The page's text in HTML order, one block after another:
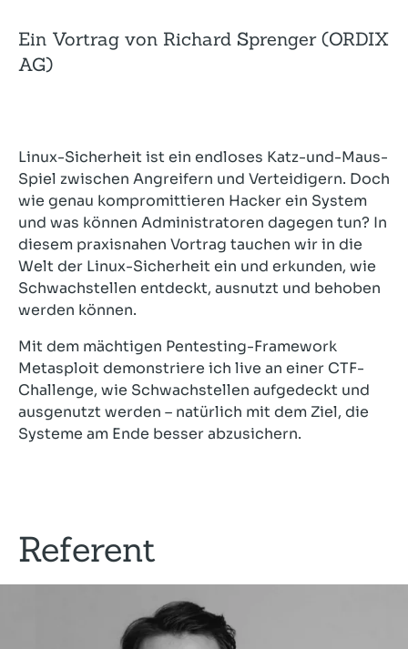
Ein Vortrag von Richard Sprenger (ORDIX
AG)
Linux-Sicherheit ist ein endloses Katz-und-Maus-
Spiel zwischen Angreifern und Verteidigern. Doch
wie genau kompromittieren Hacker ein System
und was können Administratoren dagegen tun? In
diesem praxisnahen Vortrag tauchen wir in die
Welt der Linux-Sicherheit ein und erkunden, wie
Schwachstellen entdeckt, ausnutzt und behoben
werden können.
Mit dem mächtigen Pentesting-Framework
Metasploit demonstriere ich live an einer CTF-
Challenge, wie Schwachstellen aufgedeckt und
ausgenutzt werden – natürlich mit dem Ziel, die
Systeme am Ende besser abzusichern.
Referent